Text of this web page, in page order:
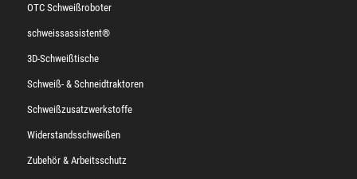
OTC Schweißroboter
schweissassistent®
3D-Schweißtische
Schweiß- & Schneidtraktoren
Schweißzusatzwerkstoffe
Widerstandsschweißen
Zubehör & Arbeitsschutz